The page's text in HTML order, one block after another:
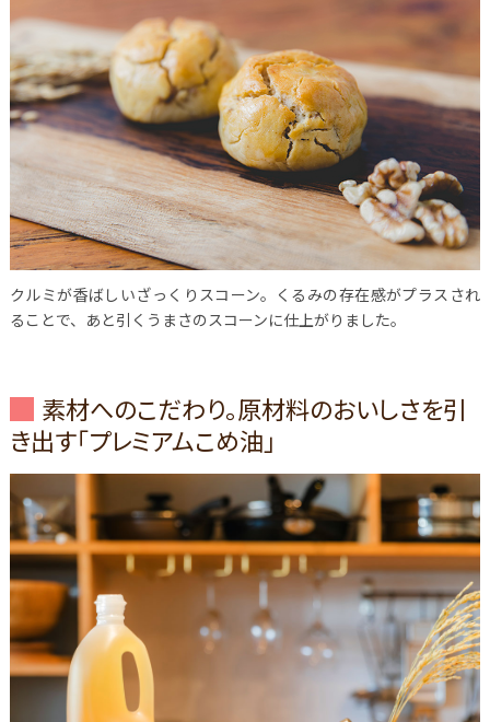
クルミが香ばしいざっくりスコーン。くるみの存在感がプラスされ
ることで、あと引くうまさのスコーンに仕上がりました。
素材へのこだわり。原材料のおいしさを引
き出す「プレミアムこめ油」